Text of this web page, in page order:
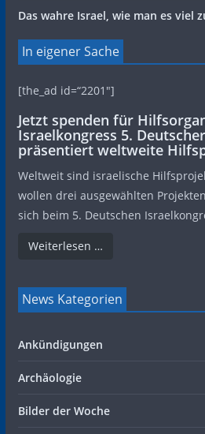
Das wahre Israel, wie man es viel
In eigener Sache
[the_ad id=“2201″]
Jetzt spenden für
Israelkongress 5.
präsentiert weltweite
Weltweit sind israelische
wollen drei ausgewählten
sich beim 5. Deutschen
Weiterlesen …
News Kategorien
Ankündigungen
Archäologie
Bilder der Woche